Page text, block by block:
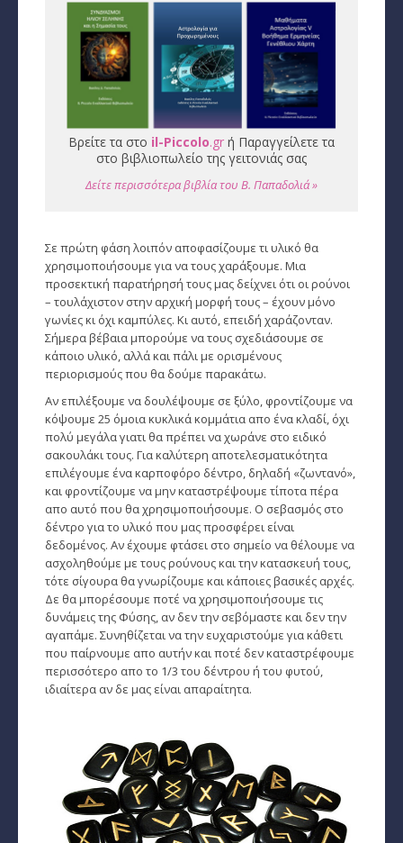
­Τα Άστρα αλλιώς
Ζώδια και διασκέσαση
Ζώδια και δυσκολίες
­Ζώδια και αθλητισμός
­Ζώδια και διάσημοι
Gossip και αλλά...
Αυτογνωσία
Εναλλακτικές Θεραπείες
Μαθήματα Αστρολογίας
Ταρώ, Μεταφυσική, κ.α.
Πλανητική Ενημέρωση (αρχείο)
Βρείτε τα στο il-Piccolo.gr ή Παραγγείλετε τα
στο βιβλιοπωλείο της γειτονιάς σας
Δείτε περισσότερα βιβλία του Β. Παπαδολιά »
Σε πρώτη φάση λοιπόν αποφασίζουμε τι υλικό θα
χρησιμοποιήσουμε για να τους χαράξουμε. Μια
προσεκτική παρατήρησή τους μας δείχνει ότι οι ρούνοι
– τουλάχιστον στην αρχική μορφή τους – έχουν μόνο
γωνίες κι όχι καμπύλες. Κι αυτό, επειδή χαράζονταν.
Σήμερα βέβαια μπορούμε να τους σχεδιάσουμε σε
κάποιο υλικό, αλλά και πάλι με ορισμένους
περιορισμούς που θα δούμε παρακάτω.
Αν επιλέξουμε να δουλέψουμε σε ξύλο, φροντίζουμε να
κόψουμε 25 όμοια κυκλικά κομμάτια απο ένα κλαδί, όχι
πολύ μεγάλα γιατι θα πρέπει να χωράνε στο ειδικό
σακουλάκι τους. Για καλύτερη αποτελεσματικότητα
επιλέγουμε ένα καρποφόρο δέντρο, δηλαδή «ζωντανό»,
και φροντίζουμε να μην καταστρέψουμε τίποτα πέρα
απο αυτό που θα χρησιμοποιήσουμε. Ο σεβασμός στο
δέντρο για το υλικό που μας προσφέρει είναι
δεδομένος. Αν έχουμε φτάσει στο σημείο να θέλουμε να
ασχοληθούμε με τους ρούνους και την κατασκευή τους,
τότε σίγουρα θα γνωρίζουμε και κάποιες βασικές αρχές.
Δε θα μπορέσουμε ποτέ να χρησιμοποιήσουμε τις
δυνάμεις της Φύσης, αν δεν την σεβόμαστε και δεν την
αγαπάμε. Συνηθίζεται να την ευχαριστούμε για κάθετι
που παίρνουμε απο αυτήν και ποτέ δεν καταστρέφουμε
περισσότερο απο το 1/3 του δέντρου ή του φυτού,
ιδιαίτερα αν δε μας είναι απαραίτητα.